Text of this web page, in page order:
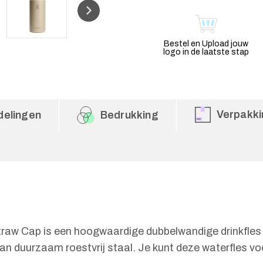
Bestel en Upload jouw
logo in de laatste stap
Bedrukking
Cap is een hoogwaardige dubbelwandige
duurzaam roestvrij staal. Je kunt deze waterfles